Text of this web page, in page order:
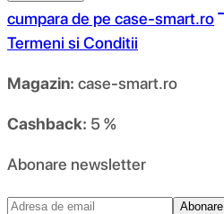
cumpara de pe case-smart.ro
Termeni si Conditii
Magazin: case-smart.ro
Cashback: 5 %
Abonare newsletter
Abonare